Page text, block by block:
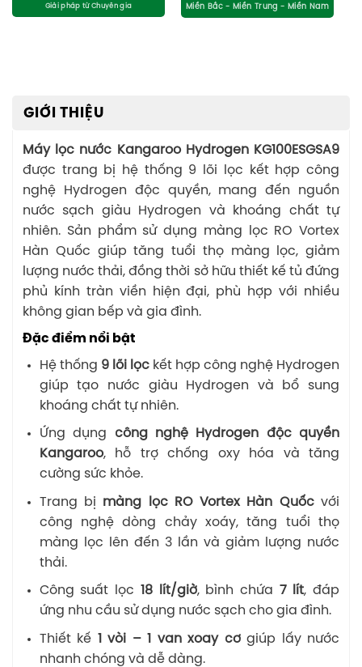
GIỚI THIỆU
Máy lọc nước Kangaroo Hydrogen KG100ESGSA9
được trang bị hệ thống 9 lõi lọc kết hợp công
nghệ Hydrogen độc quyền, mang đến nguồn
nước sạch giàu Hydrogen và khoáng chất tự
nhiên. Sản phẩm sử dụng màng lọc RO Vortex
Hàn Quốc giúp tăng tuổi thọ màng lọc, giảm
lượng nước thải, đồng thời sở hữu thiết kế tủ đứng
phủ kính tràn viền hiện đại, phù hợp với nhiều
không gian bếp và gia đình.
Đặc điểm nổi bật
Hệ thống 9 lõi lọckết hợp công nghệ Hydrogen
giúp tạo nước giàu Hydrogen và bổ sung
khoáng chất tự nhiên.
Ứng dụng công nghệ Hydrogen độc quyền
Kangaroo, hỗ trợ chống oxy hóa và tăng
cường sức khỏe.
Trang bị màng lọc RO Vortex Hàn Quốcvới
công nghệ dòng chảy xoáy, tăng tuổi thọ
màng lọc lên đến 3 lần và giảm lượng nước
thải.
Công suất lọc 18 lít/giờ, bình chứa 7 lít, đáp
ứng nhu cầu sử dụng nước sạch cho gia đình.
Thiết kế 1 vòi – 1 van xoay cơgiúp lấy nước
nhanh chóng và dễ dàng.